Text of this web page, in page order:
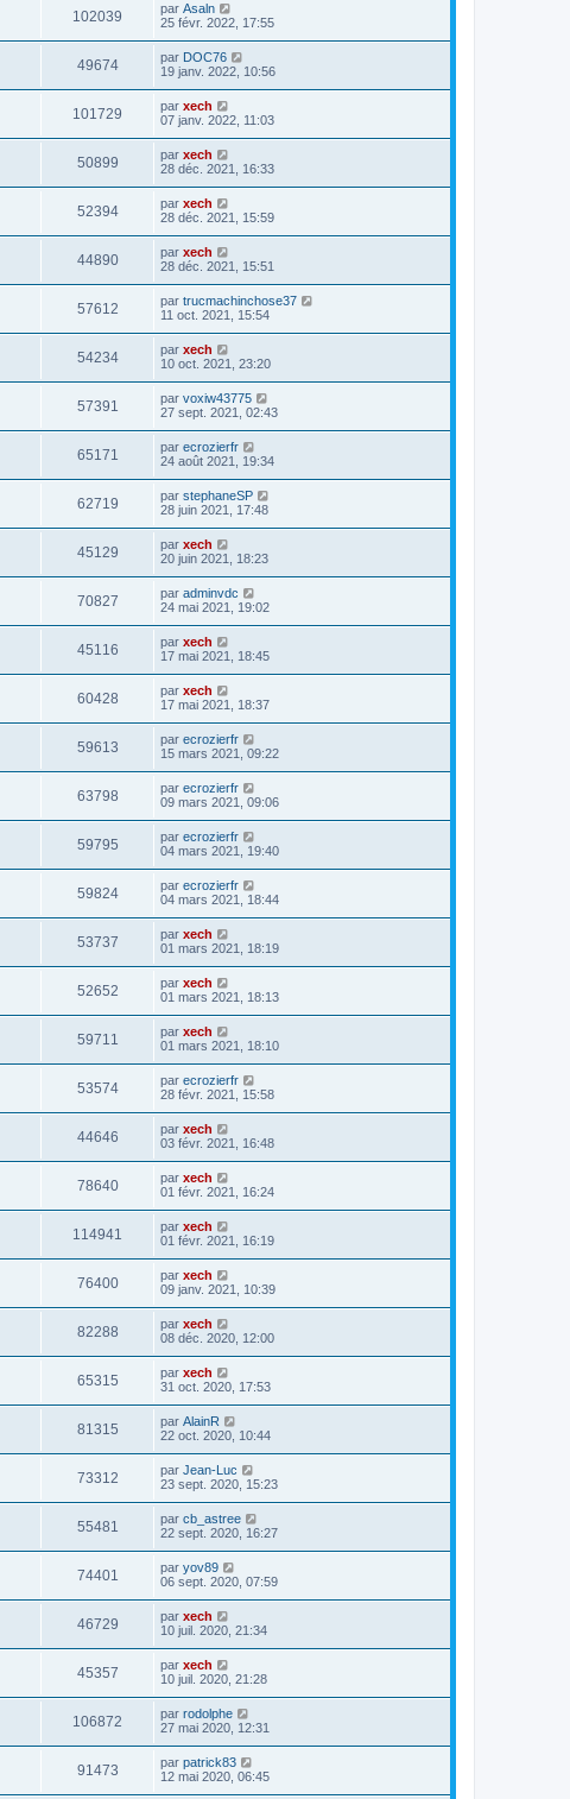
102039 par Asaln
25 févr. 2022, 17:55
49674 par DOC76
19 janv. 2022, 10:56
101729 par xech
07 janv. 2022, 11:03
50899 par xech
28 déc. 2021, 16:33
52394 par xech
28 déc. 2021, 15:59
44890 par xech
28 déc. 2021, 15:51
57612 par trucmachinchose37
11 oct. 2021, 15:54
54234 par xech
10 oct. 2021, 23:20
57391 par voxiw43775
27 sept. 2021, 02:43
65171 par ecrozierfr
24 août 2021, 19:34
62719 par stephaneSP
28 juin 2021, 17:48
45129 par xech
20 juin 2021, 18:23
70827 par adminvdc
24 mai 2021, 19:02
45116 par xech
17 mai 2021, 18:45
60428 par xech
17 mai 2021, 18:37
59613 par ecrozierfr
15 mars 2021, 09:22
63798 par ecrozierfr
09 mars 2021, 09:06
59795 par ecrozierfr
04 mars 2021, 19:40
59824 par ecrozierfr
04 mars 2021, 18:44
53737 par xech
01 mars 2021, 18:19
52652 par xech
01 mars 2021, 18:13
59711 par xech
01 mars 2021, 18:10
53574 par ecrozierfr
28 févr. 2021, 15:58
44646 par xech
03 févr. 2021, 16:48
78640 par xech
01 févr. 2021, 16:24
114941 par xech
01 févr. 2021, 16:19
76400 par xech
09 janv. 2021, 10:39
82288 par xech
08 déc. 2020, 12:00
65315 par xech
31 oct. 2020, 17:53
81315 par AlainR
22 oct. 2020, 10:44
73312 par Jean-Luc
23 sept. 2020, 15:23
55481 par cb_astree
22 sept. 2020, 16:27
74401 par yov89
06 sept. 2020, 07:59
46729 par xech
10 juil. 2020, 21:34
45357 par xech
10 juil. 2020, 21:28
106872 par rodolphe
27 mai 2020, 12:31
91473 par patrick83
12 mai 2020, 06:45